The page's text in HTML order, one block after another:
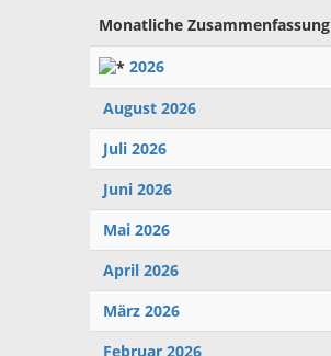
Monatliche Zusammenfassung
2026
August 2026
Juli 2026
Juni 2026
Mai 2026
April 2026
März 2026
Februar 2026